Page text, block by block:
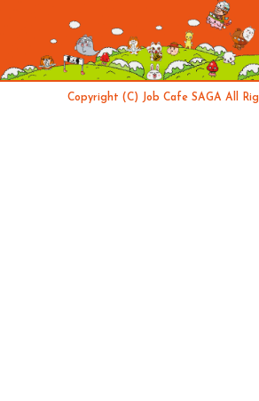
Copyright (C) Job Cafe SAGA All